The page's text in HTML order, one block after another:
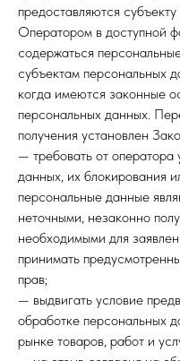
предоставляются
Оператором в доступной
содержаться
субъектам персональных
когда имеются законные
персональных данных.
получения установлен
— требовать от оператора
данных, их блокирования
персональные данные
неточными, незаконно
необходимыми для
принимать
прав;
— выдвигать условие
обработке персональных
рынке товаров, работ и